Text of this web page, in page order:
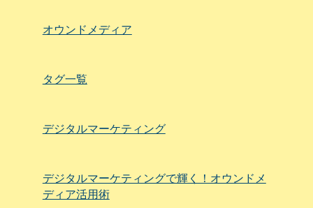
オウンドメディア
タグ一覧
デジタルマーケティング
デジタルマーケティングで輝く！オウンドメ
ディア活用術